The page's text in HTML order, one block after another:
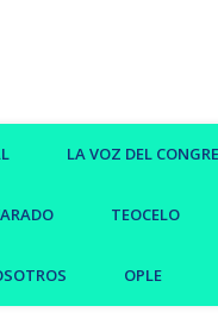
LA VOZ DEL
TEOCELO
OPLE